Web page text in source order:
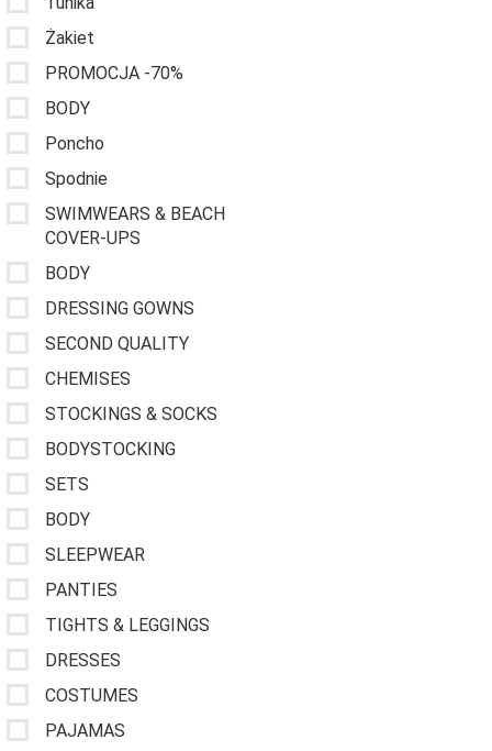
Żakiet
PROMOCJA -70%
BODY
Poncho
Spodnie
SWIMWEARS & BEACH
COVER-UPS
BODY
DRESSING GOWNS
SECOND QUALITY
CHEMISES
STOCKINGS & SOCKS
BODYSTOCKING
SETS
BODY
SLEEPWEAR
PANTIES
TIGHTS & LEGGINGS
DRESSES
COSTUMES
PAJAMAS